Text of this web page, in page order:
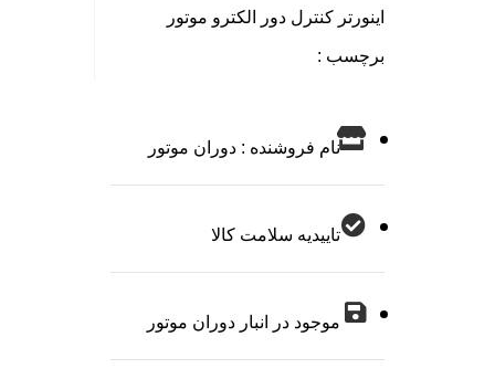
اینورتر کنترل دور الکترو موتور
برچسب :
نام فروشنده : دوران موتور
تاییدیه سلامت کالا
موجود در انبار دوران موتور